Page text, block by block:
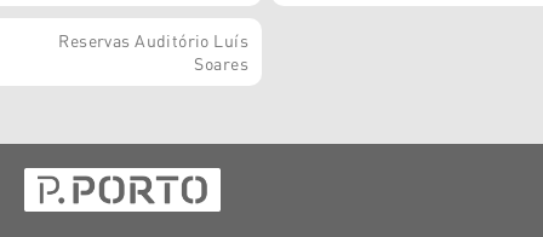
Reservas Auditório Luís
Soares